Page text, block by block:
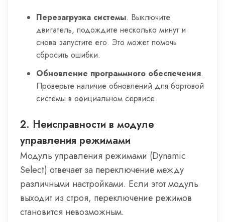
Перезагрузка системы. Выключите
двигатель, подождите несколько минут и
снова запустите его. Это может помочь
сбросить ошибки.
Обновление программного обеспечения.
Проверьте наличие обновлений для бортовой
системы в официальном сервисе.
2. Неисправности в модуле
управления режимами
Модуль управления режимами (Dynamic
Select) отвечает за переключение между
различными настройками. Если этот модуль
выходит из строя, переключение режимов
становится невозможным.